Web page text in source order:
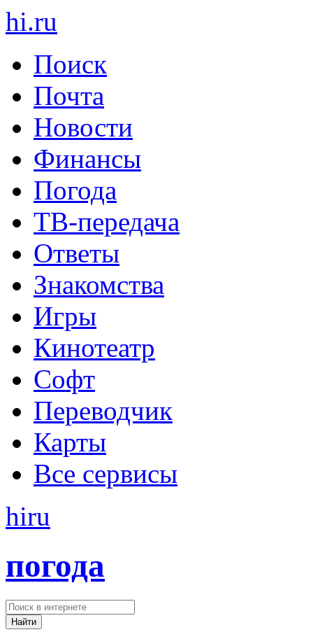
hi.ru
Поиск
Почта
Новости
Финансы
Погода
ТВ-передача
Ответы
Знакомства
Игры
Кинотеатр
Софт
Переводчик
Карты
Все сервисы
hiru
погода
Найти